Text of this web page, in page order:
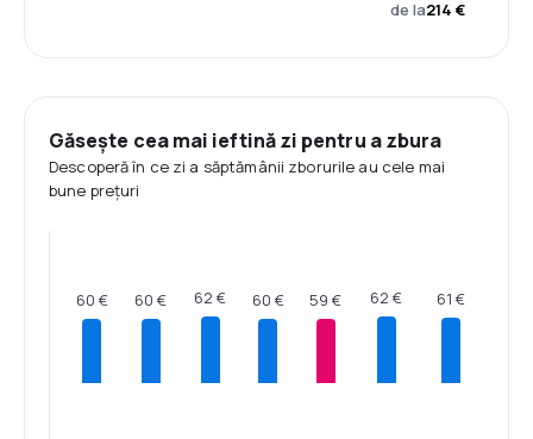
de la214 €
Găsește cea mai ieftină zi pentru a zbura
Descoperă în ce zi a săptămânii zborurile au cele mai
bune prețuri
60 € 60 € 62 € 60 € 59 € 62 € 61 €